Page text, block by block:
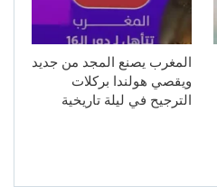
المغرب يصنع المجد من جديد
ويقصي هولندا بركلات
الترجيح في ليلة تاريخية